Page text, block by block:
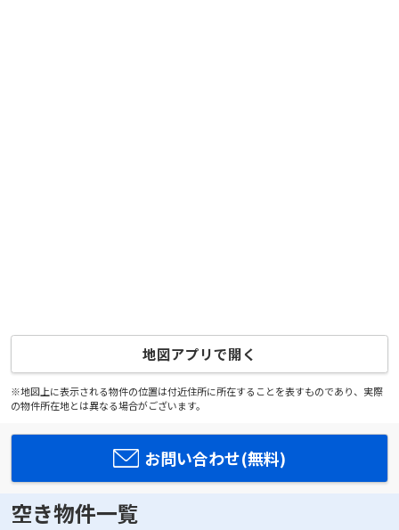
地図アプリで開く
※地図上に表示される物件の位置は付近住所に所在することを表すものであり、実際
の物件所在地とは異なる場合がございます。
お問い合わせ(無料)
空き物件一覧